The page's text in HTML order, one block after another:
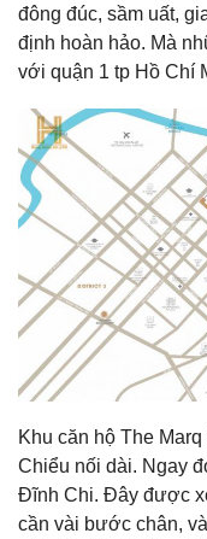
đông đúc, sầm uất,
định hoàn hảo. Mà
với quận 1 tp Hồ Chí
Khu căn hộ The
Chiểu nối dài. Ngay
Đĩnh Chi. Đây được
cần vài bước chân,